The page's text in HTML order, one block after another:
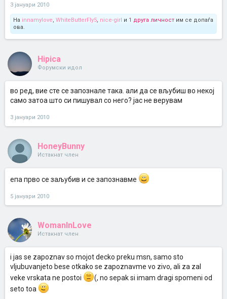
3 јануари 2010
На innamylove, WhiteButterFly5, nice-girl и 1 друга личност им се допаѓа
ова.
Hipica
Форумски идол
во ред, вие сте се запознале така. али да се вљубиш во некој
само затоа што си пишувал со него? јас не верувам
3 јануари 2010
HoneyBunny
Истакнат член
eпа прво се заљубив и се запознавме
5 јануари 2010
WomanInLove
Истакнат член
i jas se zapoznav so mojot decko preku msn, samo sto
vljubuvanjeto bese otkako se zapoznavme vo zivo, ali za zal
veke vrskata ne postoi
(, no sepak si imam dragi spomeni od
seto toa